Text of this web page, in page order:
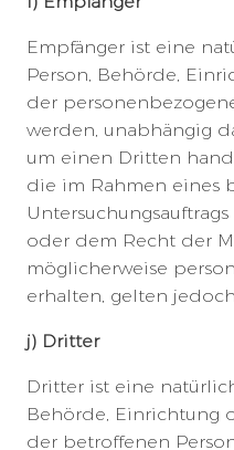
Empfänger ist eine
Person, Behörde,
der
werden, unabhängig
um einen Dritten
die im Rahmen eines
oder dem Recht der
möglicherweise
erhalten, gelten
j) Dritter
Dritter ist eine
Behörde, Einrichtung
der betroffenen